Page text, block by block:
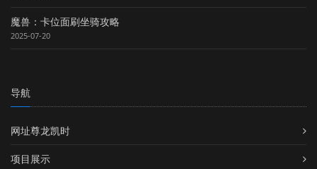
魔兽：卡位面刷坐骑攻略
2025-07-20
导航
网址尊龙凯时
项目展示